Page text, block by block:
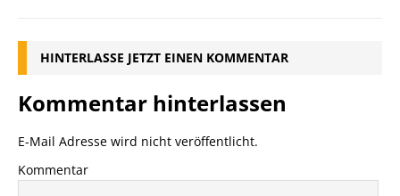
HINTERLASSE JETZT EINEN KOMMENTAR
Kommentar hinterlassen
E-Mail Adresse wird nicht veröffentlicht.
Kommentar